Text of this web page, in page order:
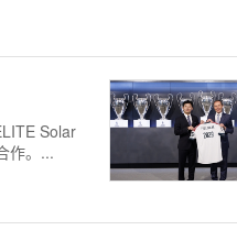
Solar
作。...